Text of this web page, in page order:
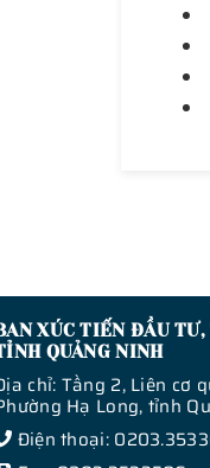
XÚC TIẾN ĐẦU
QUẢNG NINH
chỉ: Tầng 2, Liên cơ
Hạ Long, tỉnh
Điện thoại: